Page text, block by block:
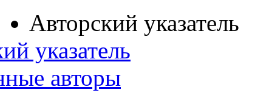
Авторский указатель
указатель
авторы